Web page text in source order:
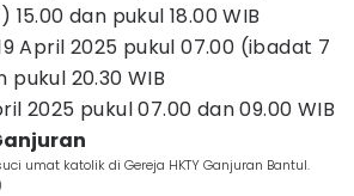
dan pukul 18.00 WIB
April 2025 pukul 07.00 (ibadat 7
pukul 20.30 WIB
2025 pukul 07.00 dan 09.00 WIB
umat katolik di Gereja HKTY Ganjuran Bantul.